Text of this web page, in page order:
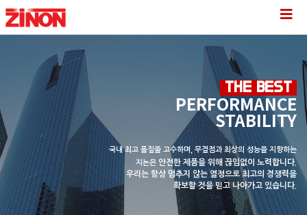
THE BEST
PERFORMANCE
STABILITY
국내 최고 품질을 고수하며, 무결점과 최상의 성능을 지향하는
지논은 안전한 제품을 위해 끊임없이 노력합니다.
우리는 항상 멈추지 않는 열정으로최고의 경쟁력을
확보할 것을 믿고 나아가고 있습니다.